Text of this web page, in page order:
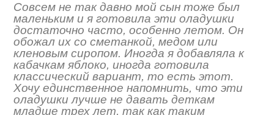
Совсем не так давно мой сын тоже был
маленьким и я готовила эти оладушки
достаточно часто, особенно летом. Он
обожал их со сметанкой, медом или
кленовым сиропом. Иногда я добавляла к
кабачкам яблоко, иногда готовила
классический вариант, то есть этот.
Хочу единственное напомнить, что эти
оладушки лучше не давать деткам
младше трех лет, так как таким